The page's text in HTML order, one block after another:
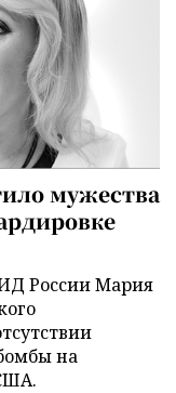
мужества
России Мария
на